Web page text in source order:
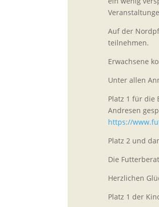
Auf der
teilnehmen.
Erwachsene
Unter allen
Platz 1 für die
Andresen
https://
Platz 2 und
Die
Herzlichen
Platz 1 der